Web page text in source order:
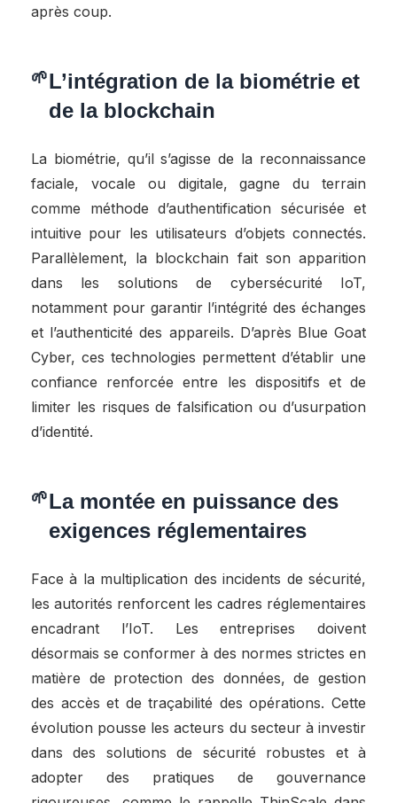
après coup.
L’intégration de la biométrie et
de la blockchain
La biométrie, qu’il s’agisse de la reconnaissance
faciale, vocale ou digitale, gagne du terrain
comme méthode d’authentification sécurisée et
intuitive pour les utilisateurs d’objets connectés.
Parallèlement, la blockchain fait son apparition
dans les solutions de cybersécurité IoT,
notamment pour garantir l’intégrité des échanges
et l’authenticité des appareils. D’après Blue Goat
Cyber, ces technologies permettent d’établir une
confiance renforcée entre les dispositifs et de
limiter les risques de falsification ou d’usurpation
d’identité.
La montée en puissance des
exigences réglementaires
Face à la multiplication des incidents de sécurité,
les autorités renforcent les cadres réglementaires
encadrant l’IoT. Les entreprises doivent
désormais se conformer à des normes strictes en
matière de protection des données, de gestion
des accès et de traçabilité des opérations. Cette
évolution pousse les acteurs du secteur à investir
dans des solutions de sécurité robustes et à
adopter des pratiques de gouvernance